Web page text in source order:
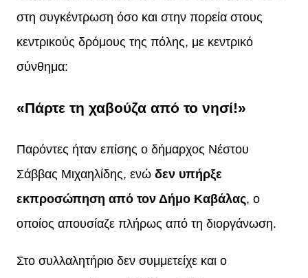
στη συγκέντρωση όσο και στην πορεία στους
κεντρικούς δρόμους της πόλης, με κεντρικό
σύνθημα:
«Πάρτε τη χαβούζα από το νησί!»
Παρόντες ήταν επίσης ο δήμαρχος Νέστου
Σάββας Μιχαηλίδης, ενώ δεν υπήρξε
εκπροσώπηση από τον Δήμο Καβάλας, ο
οποίος απουσίαζε πλήρως από τη διοργάνωση.
Στο συλλαλητήριο δεν συμμετείχε και ο